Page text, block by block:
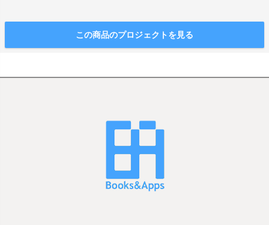
この商品のプロジェクトを見る